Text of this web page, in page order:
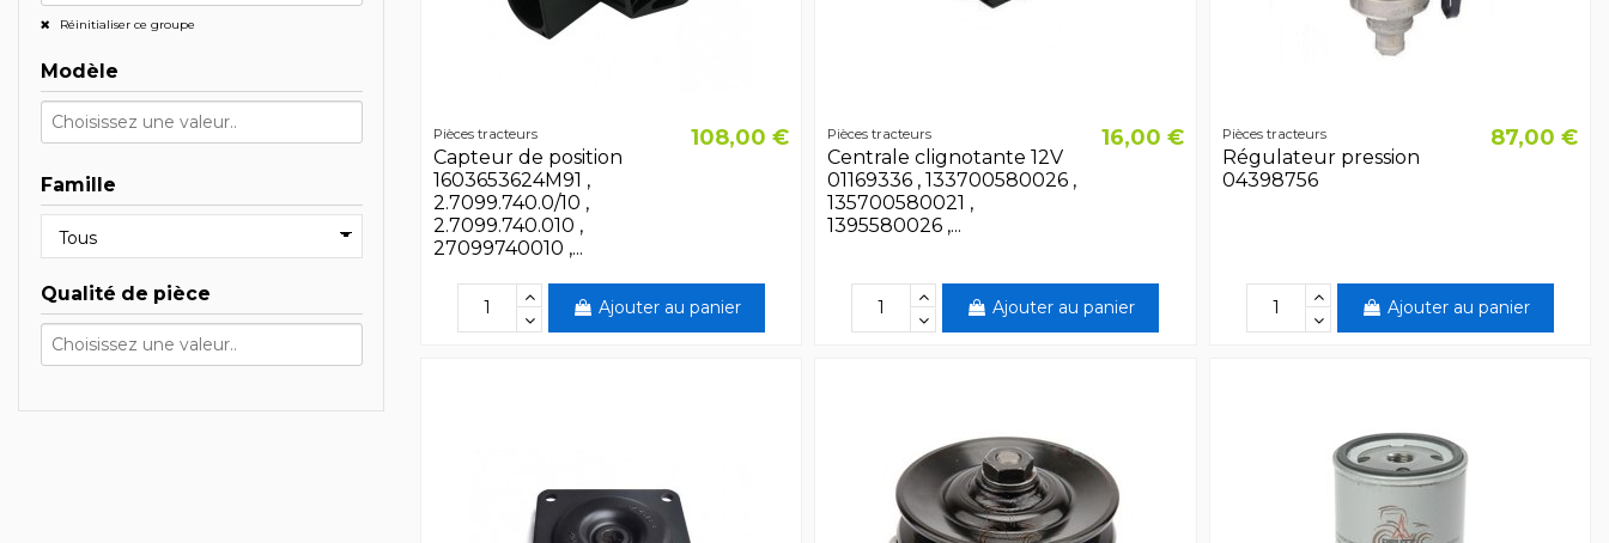
Pièces tracteurs
Capteur de position
1603653624M91 ,
2.7099.740.0/10 ,
2.7099.740.010 ,
27099740010 ,...
108,00 €
Ajouter au panier
Pièces tracteurs
Centrale clignotante 12V
01169336 , 133700580026 ,
135700580021 ,
1395580026 ,...
16,00 €
Ajouter au panier
Pièces tracteurs
Régulateur pression
04398756
87,00 €
Ajouter au panier
Réinitialiser ce groupe
Modèle
Famille
Qualité de pièce